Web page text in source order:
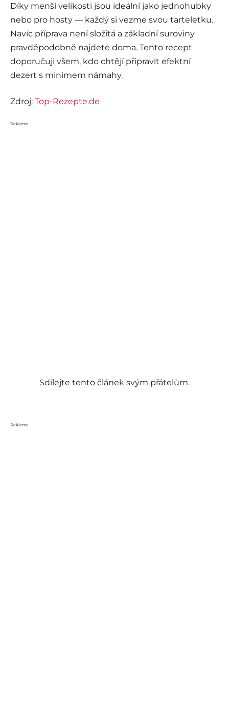
Díky menší velikosti jsou ideální jako jednohubky
nebo pro hosty — každý si vezme svou tarteletku.
Navíc příprava není složitá a základní suroviny
pravděpodobně najdete doma. Tento recept
doporučuji všem, kdo chtějí připravit efektní
dezert s minimem námahy.
Zdroj: Top-Rezepte.de
Reklama
Sdílejte tento článek svým přátelům.
Reklama